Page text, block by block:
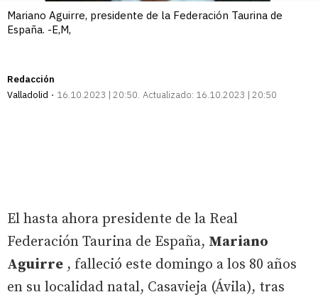
Mariano Aguirre, presidente de la Federación Taurina de
España. -E,M,
Redacción
Valladolid
16.10.2023 | 20:50 Actualizado: 16.10.2023 | 20:50
El hasta ahora presidente de la Real
Federación Taurina de España, Mariano
Aguirre , falleció este domingo a los 80 años
en su localidad natal, Casavieja (Ávila), tras